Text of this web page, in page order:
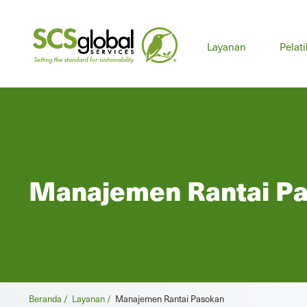
Layanan
Manajemen Rantai
Beranda / Layanan / Manajemen Rantai Pasokan